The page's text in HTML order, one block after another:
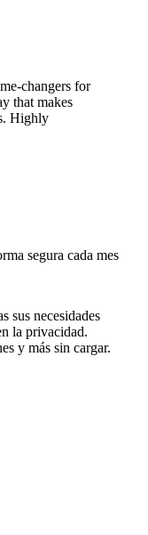
changers for
that makes
Highly
segura cada mes
sus necesidades
la privacidad.
y más sin cargar.